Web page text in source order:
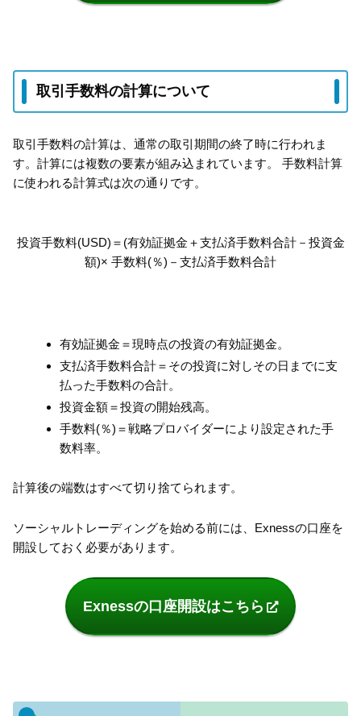
取引手数料の計算について
取引手数料の計算は、通常の取引期間の終了時に行われま
す。計算には複数の要素が組み込まれています。 手数料計算
に使われる計算式は次の通りです。
投資手数料(USD)＝(有効証拠金＋支払済手数料合計－投資金
額)× 手数料(％)－支払済手数料合計
有効証拠金＝現時点の投資の有効証拠金。
支払済手数料合計＝その投資に対しその日までに支
払った手数料の合計。
投資金額＝投資の開始残高。
手数料(％)＝戦略プロバイダーにより設定された手
数料率。
計算後の端数はすべて切り捨てられます。
ソーシャルトレーディングを始める前には、Exnessの口座を
開設しておく必要があります。
Exnessの口座開設はこちら